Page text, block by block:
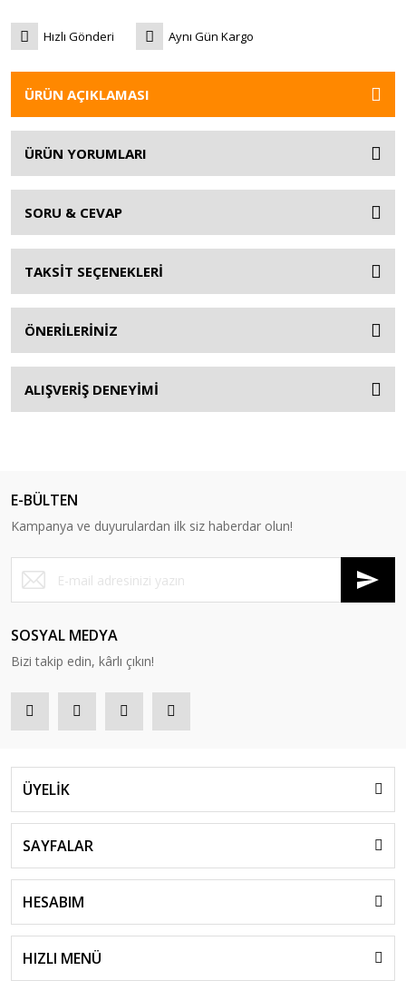
Hızlı Gönderi Aynı Gün Kargo
ÜRÜN AÇIKLAMASI
ÜRÜN YORUMLARI
SORU & CEVAP
TAKSİT SEÇENEKLERİ
ÖNERİLERİNİZ
ALIŞVERİŞ DENEYİMİ
E-BÜLTEN
Kampanya ve duyurulardan ilk siz haberdar olun!
SOSYAL MEDYA
Bizi takip edin, kârlı çıkın!
ÜYELİK
SAYFALAR
HESABIM
HIZLI MENÜ